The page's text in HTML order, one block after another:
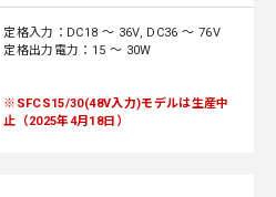
定格入力：DC18 ～ 36V, DC36 ～ 76V
定格出力電力：15 ～ 30W
※SFCS15/30(48V入力)モデルは生産中
止（2025年4月18日）